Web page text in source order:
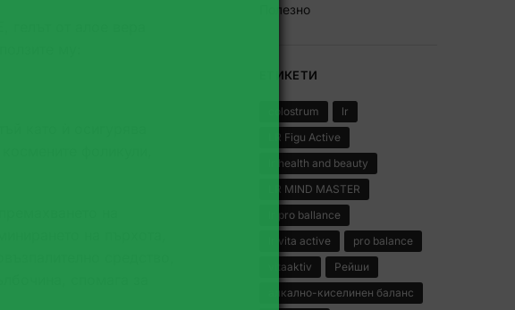
от алое вера
му:
като ѝ осигурява
фоликули,
на
на пърхота,
средство,
спомага за
Полезно
ЕТИКЕТИ
colostrum
lr
LR Figu Active
lr health and beauty
LR MIND MASTER
lr pro ballance
lr vita active
pro balance
vitaaktiv
Рейши
алкално-киселинен баланс